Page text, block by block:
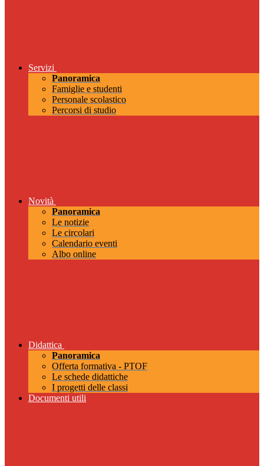
Servizi
Panoramica
Famiglie e studenti
Personale scolastico
Percorsi di studio
Novità
Panoramica
Le notizie
Le circolari
Calendario eventi
Albo online
Didattica
Panoramica
Offerta formativa - PTOF
Le schede didattiche
I progetti delle classi
Documenti utili